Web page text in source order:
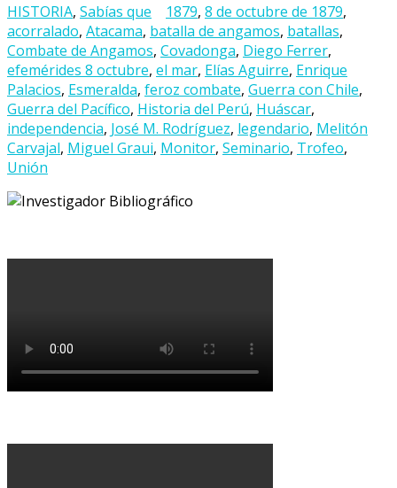
HISTORIA, Sabías que 1879, 8 de octubre de 1879,
acorralado, Atacama, batalla de angamos, batallas,
Combate de Angamos, Covadonga, Diego Ferrer,
efemérides 8 octubre, el mar, Elías Aguirre, Enrique
Palacios, Esmeralda, feroz combate, Guerra con Chile,
Guerra del Pacífico, Historia del Perú, Huáscar,
independencia, José M. Rodríguez, legendario, Melitón
Carvajal, Miguel Graui, Monitor, Seminario, Trofeo,
Unión